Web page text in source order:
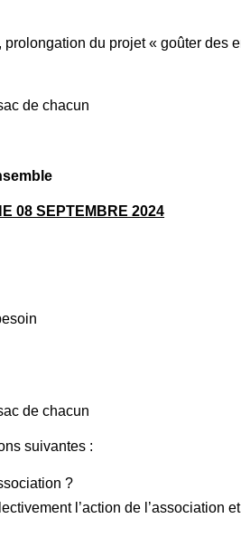
du projet « goûter des
de chacun
08 SEPTEMBRE 2024
de chacun
suivantes :
?
l’action de l’association